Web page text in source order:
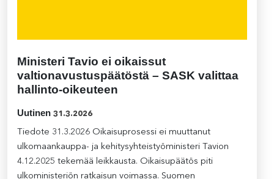
Ministeri Tavio ei oikaissut
valtionavustuspäätöstä – SASK valittaa
hallinto-oikeuteen
Uutinen 31.3.2026
Tiedote 31.3.2026 Oikaisuprosessi ei muuttanut
ulkomaankauppa- ja kehitysyhteistyöministeri Tavion
4.12.2025 tekemää leikkausta. Oikaisupäätös piti
ulkoministeriön ratkaisun voimassa. Suomen